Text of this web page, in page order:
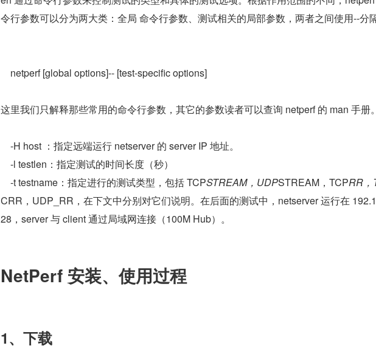
令行参数可以分为两大类：全局 命令行参数、测试相关的局部参数，两者之间使用--分
    netperf [global options]-- [test-specific options]
这里我们只解释那些常用的命令行参数，其它的参数读者可以查询 netperf 的 man 手
    -H host ：指定远端运行 netserver 的 server IP 地址。
    -l testlen：指定测试的时间长度（秒）
    -t testname：指定进行的测试类型，包括 TCP
STREAM，UDPSTREAM，TCPRR，
CRR，UDP_RR，在下文中分别对它们说明。在后面的测试中，netserver 运行在
28，server 与 client 通过局域网连接（100M Hub）。
NetPerf 安装、使用过程
1、下载